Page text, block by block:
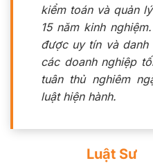
kiểm toán và quản
15 năm kinh
được uy tín và
các doanh nghiệp
tuân thủ nghiêm
luật hiện hành.
Luật Sư